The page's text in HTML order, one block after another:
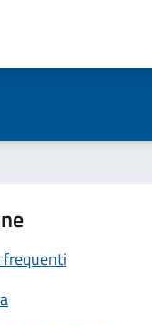
frequenti